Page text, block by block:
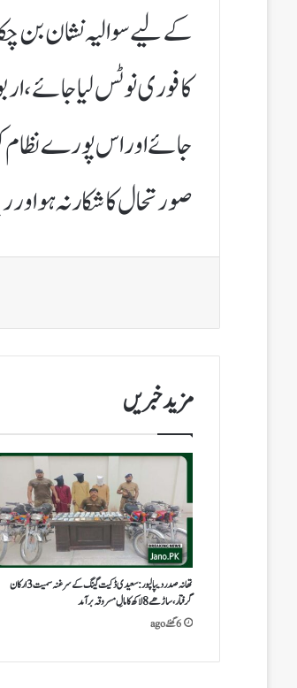
کے لیے سوالیہ نشان بن
کا فوری نوٹس لیا جائے،
جائے اور اس پورے نظام
صورتحال کا شکار نہ ہو اور
مزید خبریں
تھانہ صدر دیپالپور: سعیدی ڈکیت گینگ کے سرغنہ سمیت 3 ارکان
گرفتار، ساڑھے 8 لاکھ کا مالِ مسروقہ برآمد
6 گھنٹے ago